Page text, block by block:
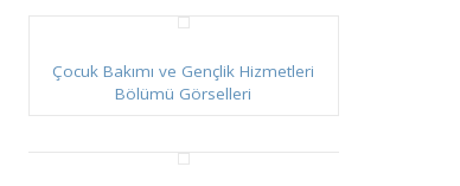
Çocuk Bakımı ve Gençlik Hizmetleri
Bölümü Görselleri